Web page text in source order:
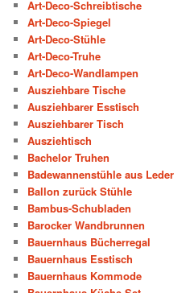
Art-Deco-Schreibtische
Art-Deco-Spiegel
Art-Deco-Stühle
Art-Deco-Truhe
Art-Deco-Wandlampen
Ausziehbare Tische
Ausziehbarer Esstisch
Ausziehbarer Tisch
Ausziehtisch
Bachelor Truhen
Badewannenstühle aus Leder
Ballon zurück Stühle
Bambus-Schubladen
Barocker Wandbrunnen
Bauernhaus Bücherregal
Bauernhaus Esstisch
Bauernhaus Kommode